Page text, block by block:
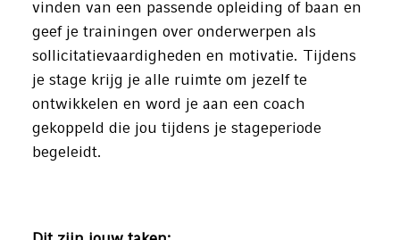
vinden van een passende opleiding of baan en
geef je trainingen over onderwerpen als
sollicitatievaardigheden en motivatie. Tijdens
je stage krijg je alle ruimte om jezelf te
ontwikkelen en word je aan een coach
gekoppeld die jou tijdens je stageperiode
begeleidt.